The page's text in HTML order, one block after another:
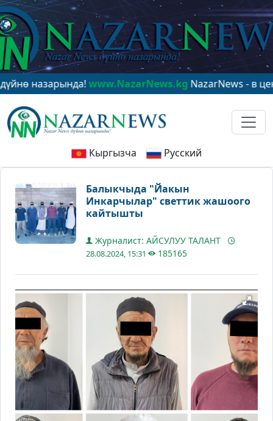
www.NazarNews.kgNazarNews - в центре
Кыргызча Русский
Балыкчыда "Йакын
Инкарчылар" светтик жашоого
кайтышты
Журналист: АЙСУЛУУ ТАЛАНТ
28.08.2024, 15:31 185165